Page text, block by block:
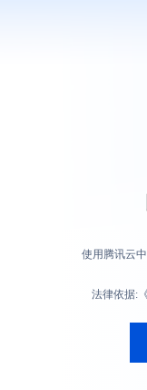
使用腾讯云
法律依据: